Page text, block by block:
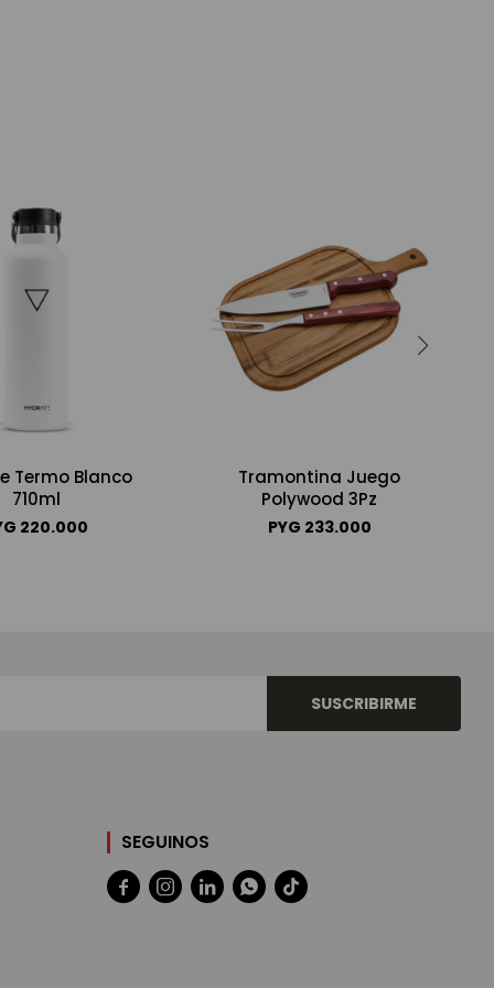
Termo Blanco
710ml
220.000
Tramontina Juego
Polywood 3Pz
PYG 233.000
SUSCRIBIRME
SEGUINOS
    